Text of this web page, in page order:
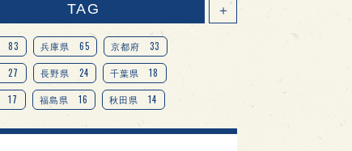
TAG ＋
83 兵庫県 65 京都府 33
27 長野県 24 千葉県 18
17 福島県 16 秋田県 14
14 宮城県 14 岐阜県 13